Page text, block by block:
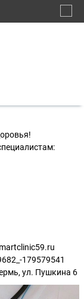
179579541
ул. Пушкина 6